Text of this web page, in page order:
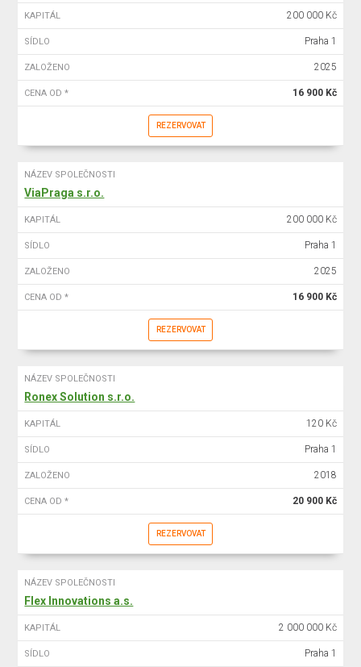
KAPITÁL 200 000 Kč
SÍDLO Praha 1
ZALOŽENO 2025
CENA OD * 16 900 Kč
REZERVOVAT
NÁZEV SPOLEČNOSTI
ViaPraga s.r.o.
KAPITÁL 200 000 Kč
SÍDLO Praha 1
ZALOŽENO 2025
CENA OD * 16 900 Kč
REZERVOVAT
NÁZEV SPOLEČNOSTI
Ronex Solution s.r.o.
KAPITÁL 120 Kč
SÍDLO Praha 1
ZALOŽENO 2018
CENA OD * 20 900 Kč
REZERVOVAT
NÁZEV SPOLEČNOSTI
Flex Innovations a.s.
KAPITÁL 2 000 000 Kč
SÍDLO Praha 1